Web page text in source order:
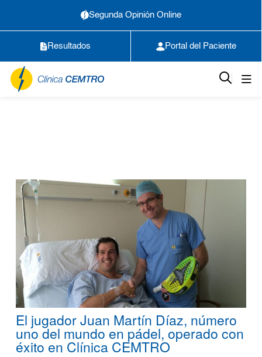
Segunda Opinión Online
Resultados Portal del Paciente
El jugador Juan Martín Díaz, número
uno del mundo en pádel, operado con
éxito en Clínica CEMTRO